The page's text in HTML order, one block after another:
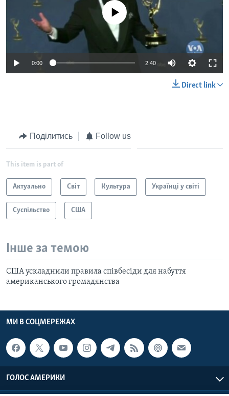
No media source currently available
0:00 2:40
Direct link
Поділитись Follow us
This item is part of
Актуально Світ Культура Українці у світі
Суспільство США
Інше за темою
США ускладнили правила співбесіди для набуття
американського громадянства
МИ В СОЦМЕРЕЖАХ
ГОЛОС АМЕРИКИ